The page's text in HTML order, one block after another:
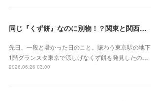
同じ『くず餅』なのに別物！？関東と関西の意外な違い
先日、一段と暑かった日のこと。賑わう東京駅の地下
1階グランスタ東京で涼しげなくず餅を発見したの…
2026.06.26 03:00